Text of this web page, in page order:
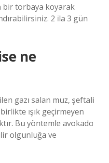
bir torbaya koyarak
2 ila 3 gün
ne
gazı salan muz, şeftali
ışık geçirmeyen
Bu yöntemle avokado
olgunluğa ve